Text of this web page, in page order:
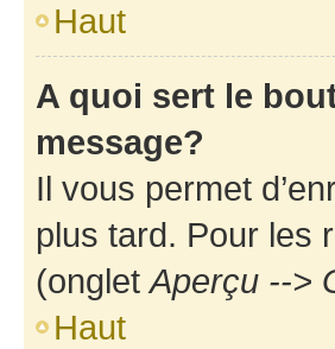
Haut
A quoi sert le
message?
Il vous permet
plus tard. Pour les
(ongletAperçu -->
Haut